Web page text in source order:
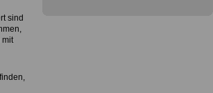
sind
mit